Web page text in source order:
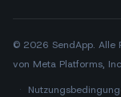
© 2026 SendApp. Alle
von Meta Platforms,
·